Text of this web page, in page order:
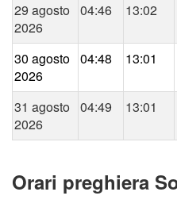
29 agosto
2026
04:46 13:02
30 agosto
2026
04:48 13:01
31 agosto
2026
04:49 13:01
Orari preghiera